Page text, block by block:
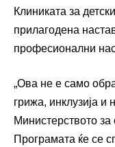
Клиниката за
прилагодена
професионални
„Ова не е само
грижа, инклузија и
Министерството
Програмата ќе се